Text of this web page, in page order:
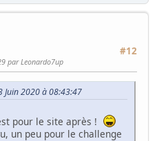
#12
par Leonardo7up
Juin 2020 à 08:43:47
pour le site après !
un peu pour le challenge